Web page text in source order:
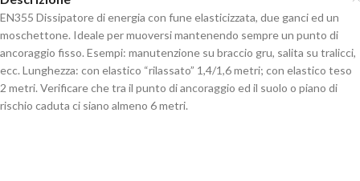
EN355 Dissipatore di energia con fune elasticizzata, due ganci ed un
moschettone. Ideale per muoversi mantenendo sempre un punto di
ancoraggio fisso. Esempi: manutenzione su braccio gru, salita su tralicci,
ecc. Lunghezza: con elastico “rilassato” 1,4/1,6 metri; con elastico teso
2 metri. Verificare che tra il punto di ancoraggio ed il suolo o piano di
rischio caduta ci siano almeno 6 metri.